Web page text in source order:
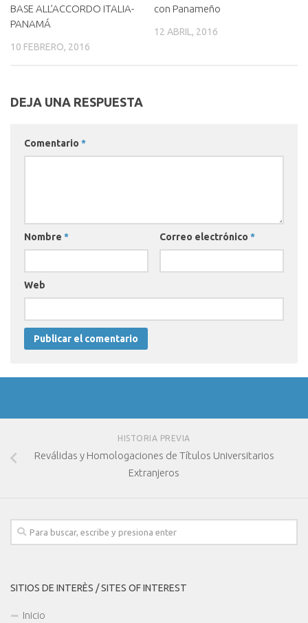
BASE ALL’ACCORDO ITALIA-
PANAMÁ
10 FEBRERO, 2016
con Panameño
12 ABRIL, 2016
DEJA UNA RESPUESTA
Comentario *
Nombre * Correo electrónico *
Web
HISTORIA PREVIA
Reválidas y Homologaciones de Títulos Universitarios
Extranjeros
SITIOS DE INTERÈS / SITES OF INTEREST
Inicio